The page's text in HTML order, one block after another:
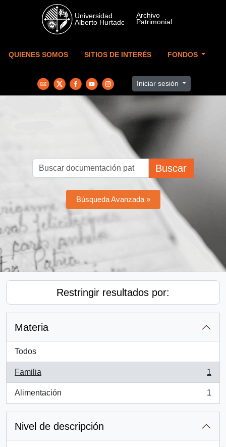
Skip to main content
QUIENES SOMOS SITIOS DE INTERÉS FONDOS
Iniciar sesión
Buscar
Búsqueda Avanzada »
Restringir resultados por:
Materia
Todos
Familia
, 1 resultados
1
Alimentación
, 1 resultados
1
Nivel de descripción